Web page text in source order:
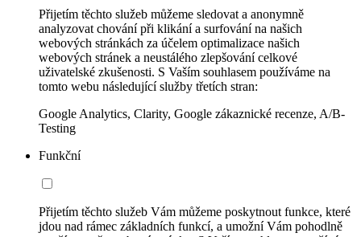
Přijetím těchto služeb můžeme sledovat a anonymně
analyzovat chování při klikání a surfování na našich
webových stránkách za účelem optimalizace našich
webových stránek a neustálého zlepšování celkové
uživatelské zkušenosti. S Vaším souhlasem používáme na
tomto webu následující služby třetích stran:
Google Analytics, Clarity, Google zákaznické recenze, A/B-
Testing
Funkční
Přijetím těchto služeb Vám můžeme poskytnout funkce, které
jdou nad rámec základních funkcí, a umožní Vám pohodlně